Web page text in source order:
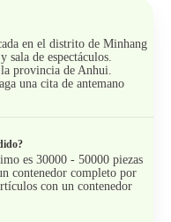
en el distrito de Minhang
sala de espectáculos.
provincia de Anhui.
una cita de antemano
es 30000 - 50000 piezas
contenedor completo por
con un contenedor